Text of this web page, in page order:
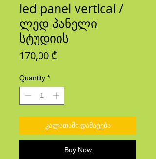
led panel vertical /
ლედ პანელი
სტუდიის
170,00 ₾Price
Quantity *
კალათაში დამატება
Buy Now